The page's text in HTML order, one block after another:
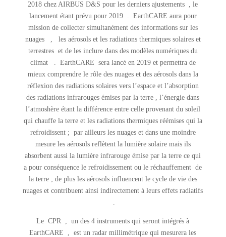
2018 chez AIRBUS D&S pour les derniers ajustements , le
lancement étant prévu pour 2019 . EarthCARE aura pour
mission de collecter simultanément des informations sur les
nuages , les aérosols et les radiations thermiques solaires et
terrestres et de les inclure dans des modèles numériques du
climat . EarthCARE sera lancé en 2019 et permettra de
mieux comprendre le rôle des nuages et des aérosols dans la
réflexion des radiations solaires vers l’espace et l’absorption
des radiations infrarouges émises par la terre , l’énergie dans
l’atmoshère étant la différence entre celle provenant du soleil
qui chauffe la terre et les radiations thermiques réémises qui la
refroidissent ; par ailleurs les nuages et dans une moindre
mesure les aérosols reflètent la lumière solaire mais ils
absorbent aussi la lumière infrarouge émise par la terre ce qui
a pour conséquence le refroidissement ou le réchauffement de
la terre ; de plus les aérosols influencent le cycle de vie des
nuages et contribuent ainsi indirectement à leurs effets radiatifs
.
Le CPR , un des 4 instruments qui seront intégrés à
EarthCARE , est un radar millimétrique qui mesurera les